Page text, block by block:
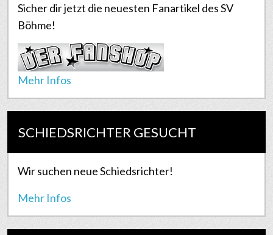
Sicher dir jetzt die neuesten Fanartikel des SV
Böhme!
Mehr Infos
SCHIEDSRICHTER GESUCHT
Wir suchen neue Schiedsrichter!
Mehr Infos